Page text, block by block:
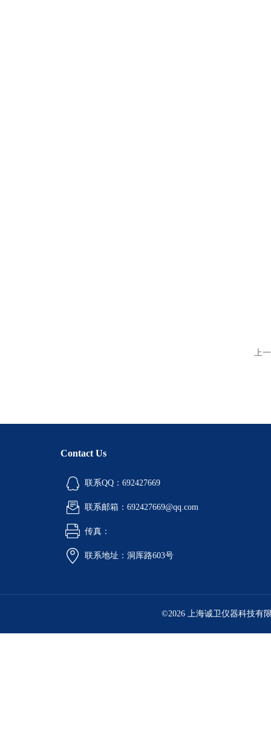
上
Contact Us
联系QQ：692427669
联系邮箱：692427669@qq.com
传真：
联系地址：洞厍路603号
©2026 上海诚卫仪器科技有